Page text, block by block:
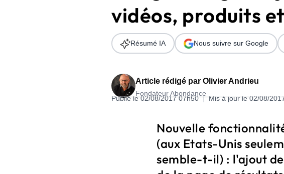
Télécharger l'Ebook
Formation SEO & GEO - Edition 2026
vidéos, produits
Article rédigé par Olivier Andrieu
Fondateur Abondance
Publié le 02/08/2017 07h50 | Mis à jour le 02/08/
Résumé IA Nous suivre sur Google
Nouvelle
(aux Etats-Unis
semble-t-il) : l'ajout